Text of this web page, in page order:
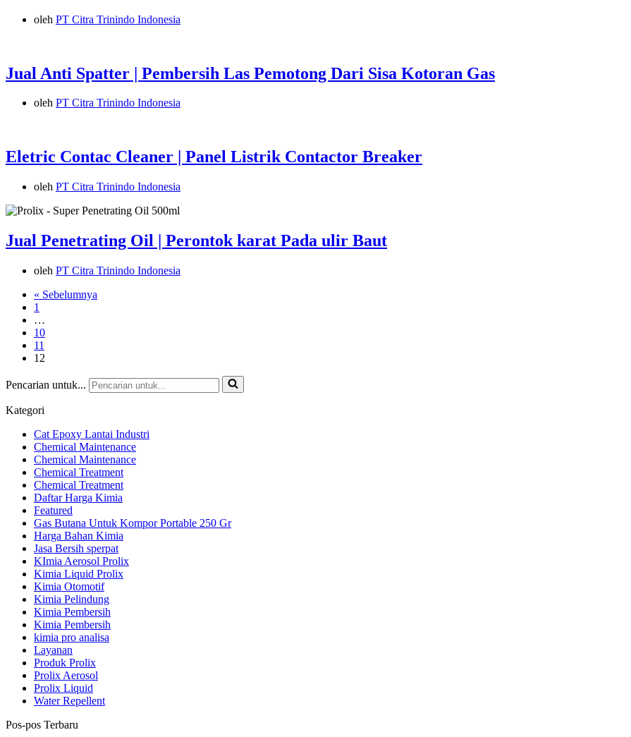
oleh PT Citra Trinindo Indonesia
Jual Anti Spatter | Pembersih Las Pemotong Dari Sisa Kotoran Gas
oleh PT Citra Trinindo Indonesia
Eletric Contac Cleaner | Panel Listrik Contactor Breaker
oleh PT Citra Trinindo Indonesia
Jual Penetrating Oil | Perontok karat Pada ulir Baut
oleh PT Citra Trinindo Indonesia
« Sebelumnya
1
…
10
11
12
Pencarian untuk...
Kategori
Cat Epoxy Lantai Industri
Chemical Maintenance
Chemical Maintenance
Chemical Treatment
Chemical Treatment
Daftar Harga Kimia
Featured
Gas Butana Untuk Kompor Portable 250 Gr
Harga Bahan Kimia
Jasa Bersih sperpat
KImia Aerosol Prolix
Kimia Liquid Prolix
Kimia Otomotif
Kimia Pelindung
Kimia Pembersih
Kimia Pembersih
kimia pro analisa
Layanan
Produk Prolix
Prolix Aerosol
Prolix Liquid
Water Repellent
Pos-pos Terbaru